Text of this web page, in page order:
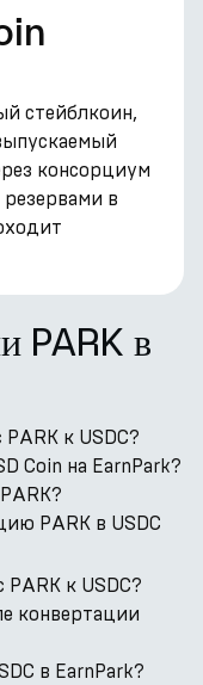
стейблкоин,
консорциум
в
PARK в
к USDC?
Coin на EarnPark?
PARK в USDC
к USDC?
конвертации
в EarnPark?